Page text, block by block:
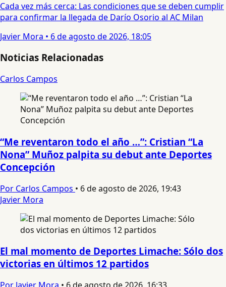
Cada vez más cerca: Las condiciones que se deben cumplir
para confirmar la llegada de Darío Osorio al AC Milan
Javier Mora • 6 de agosto de 2026, 18:05
Noticias Relacionadas
Carlos Campos
“Me reventaron todo el año …”: Cristian “La
Nona” Muñoz palpita su debut ante Deportes
Concepción
Por Carlos Campos • 6 de agosto de 2026, 19:43
Javier Mora
El mal momento de Deportes Limache: Sólo dos
victorias en últimos 12 partidos